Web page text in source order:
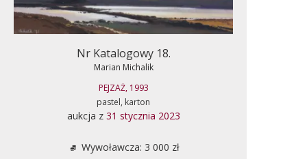
Nr Katalogowy 18.
Marian Michalik
PEJZAŻ, 1993
pastel, karton
aukcja z 31 stycznia 2023
Wywoławcza: 3 000 zł